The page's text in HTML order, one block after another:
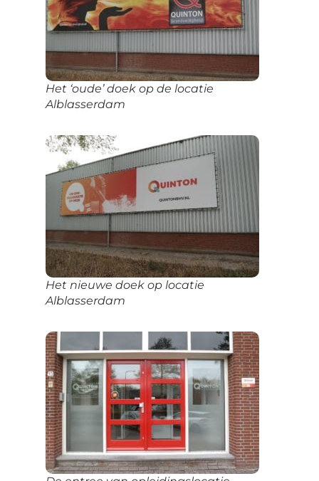
Het ‘oude’ doek op de locatie
Alblasserdam
Het nieuwe doek op locatie
Alblasserdam